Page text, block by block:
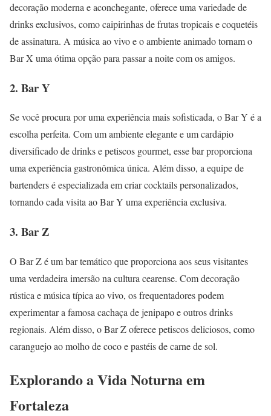
decoração moderna e aconchegante, oferece uma variedade de
drinks exclusivos, como caipirinhas de frutas tropicais e coquetéis
de assinatura. A música ao vivo e o ambiente animado tornam o
Bar X uma ótima opção para passar a noite com os amigos.
2. Bar Y
Se você procura por uma experiência mais sofisticada, o Bar Y é a
escolha perfeita. Com um ambiente elegante e um cardápio
diversificado de drinks e petiscos gourmet, esse bar proporciona
uma experiência gastronômica única. Além disso, a equipe de
bartenders é especializada em criar cocktails personalizados,
tornando cada visita ao Bar Y uma experiência exclusiva.
3. Bar Z
O Bar Z é um bar temático que proporciona aos seus visitantes
uma verdadeira imersão na cultura cearense. Com decoração
rústica e música típica ao vivo, os frequentadores podem
experimentar a famosa cachaça de jenipapo e outros drinks
regionais. Além disso, o Bar Z oferece petiscos deliciosos, como
caranguejo ao molho de coco e pastéis de carne de sol.
Explorando a Vida Noturna em
Fortaleza